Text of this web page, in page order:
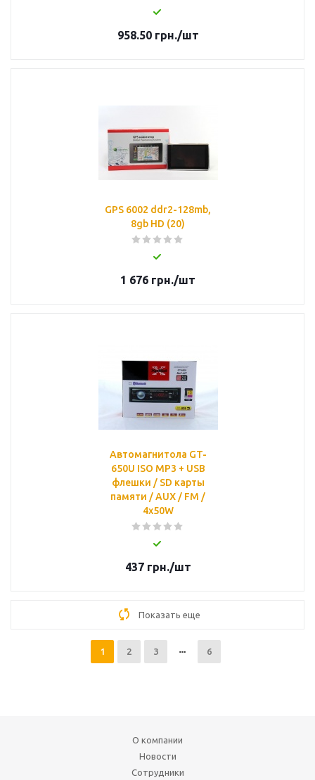
958.50грн./шт
GPS 6002 ddr2-128mb,
8gb HD (20)
1 676 грн./шт
Автомагнитола GT-
650U ISO MP3 + USB
флешки / SD карты
памяти / AUX / FM /
4x50W
437грн./шт
Показать еще
1 2 3 6
О компании
Новости
Сотрудники